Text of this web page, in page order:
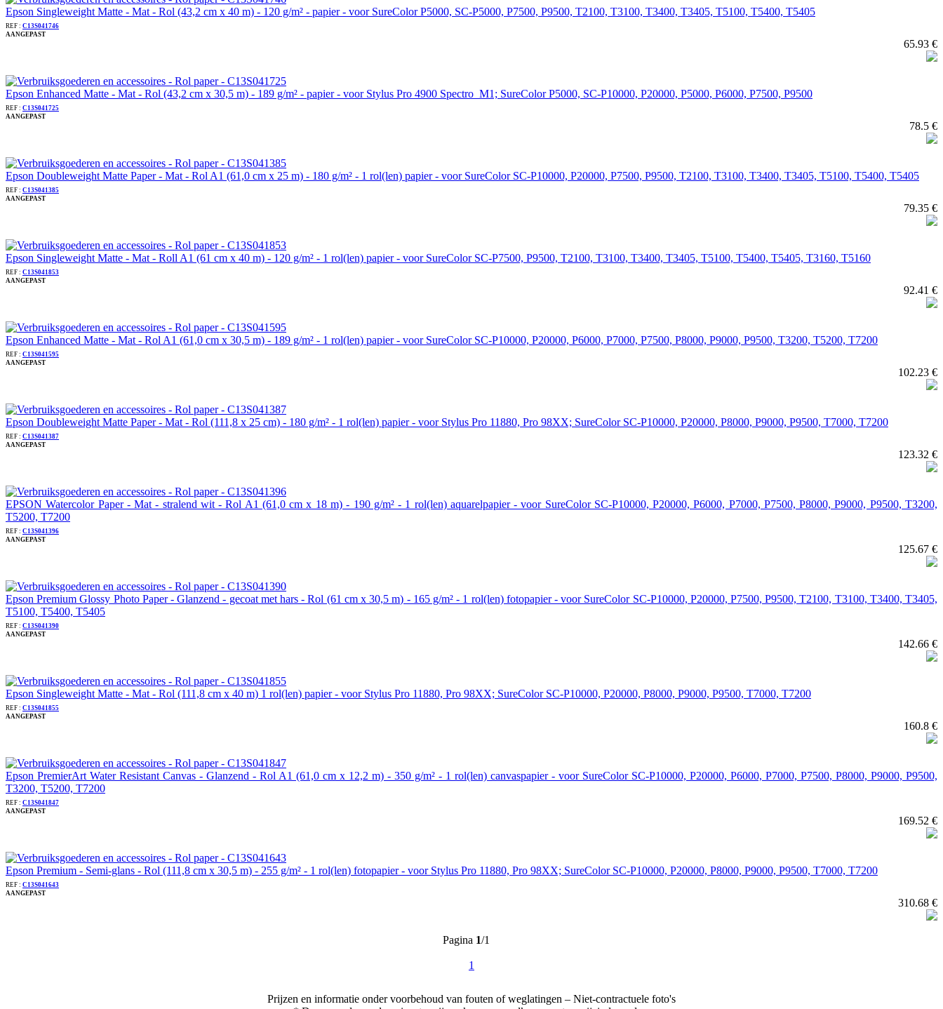
Epson Singleweight Matte - Mat - Rol (43,2 cm x 40 m) - 120 g/m² - papier - voor SureColor P5000, SC-P5000, P7500, P9500, T2100, T3100, T3400, T3405, T5100, T5400, T5405
REF : C13S041746
AANGEPAST
65.93 €
Epson Enhanced Matte - Mat - Rol (43,2 cm x 30,5 m) - 189 g/m² - papier - voor Stylus Pro 4900 Spectro_M1; SureColor P5000, SC-P10000, P20000, P5000, P6000, P7500, P9500
REF : C13S041725
AANGEPAST
78.5 €
Epson Doubleweight Matte Paper - Mat - Rol A1 (61,0 cm x 25 m) - 180 g/m² - 1 rol(len) papier - voor SureColor SC-P10000, P20000, P7500, P9500, T2100, T3100, T3400, T3405, T5100, T5400, T5405
REF : C13S041385
AANGEPAST
79.35 €
Epson Singleweight Matte - Mat - Roll A1 (61 cm x 40 m) - 120 g/m² - 1 rol(len) papier - voor SureColor SC-P7500, P9500, T2100, T3100, T3400, T3405, T5100, T5400, T5405, T3160, T5160
REF : C13S041853
AANGEPAST
92.41 €
Epson Enhanced Matte - Mat - Rol A1 (61,0 cm x 30,5 m) - 189 g/m² - 1 rol(len) papier - voor SureColor SC-P10000, P20000, P6000, P7000, P7500, P8000, P9000, P9500, T3200, T5200, T7200
REF : C13S041595
AANGEPAST
102.23 €
Epson Doubleweight Matte Paper - Mat - Rol (111,8 x 25 cm) - 180 g/m² - 1 rol(len) papier - voor Stylus Pro 11880, Pro 98XX; SureColor SC-P10000, P20000, P8000, P9000, P9500, T7000, T7200
REF : C13S041387
AANGEPAST
123.32 €
EPSON Watercolor Paper - Mat - stralend wit - Rol A1 (61,0 cm x 18 m) - 190 g/m² - 1 rol(len) aquarelpapier - voor SureColor SC-P10000, P20000, P6000, P7000, P7500, P8000, P9000, P9500, T3200,
T5200, T7200
REF : C13S041396
AANGEPAST
125.67 €
Epson Premium Glossy Photo Paper - Glanzend - gecoat met hars - Rol (61 cm x 30,5 m) - 165 g/m² - 1 rol(len) fotopapier - voor SureColor SC-P10000, P20000, P7500, P9500, T2100, T3100, T3400, T3405,
T5100, T5400, T5405
REF : C13S041390
AANGEPAST
142.66 €
Epson Singleweight Matte - Mat - Rol (111,8 cm x 40 m) 1 rol(len) papier - voor Stylus Pro 11880, Pro 98XX; SureColor SC-P10000, P20000, P8000, P9000, P9500, T7000, T7200
REF : C13S041855
AANGEPAST
160.8 €
Epson PremierArt Water Resistant Canvas - Glanzend - Rol A1 (61,0 cm x 12,2 m) - 350 g/m² - 1 rol(len) canvaspapier - voor SureColor SC-P10000, P20000, P6000, P7000, P7500, P8000, P9000, P9500,
T3200, T5200, T7200
REF : C13S041847
AANGEPAST
169.52 €
Epson Premium - Semi-glans - Rol (111,8 cm x 30,5 m) - 255 g/m² - 1 rol(len) fotopapier - voor Stylus Pro 11880, Pro 98XX; SureColor SC-P10000, P20000, P8000, P9000, P9500, T7000, T7200
REF : C13S041643
AANGEPAST
310.68 €
Pagina 1/1
1
Prijzen en informatie onder voorbehoud van fouten of weglatingen – Niet-contractuele foto's